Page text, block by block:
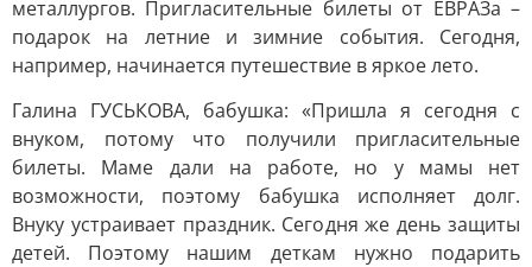
металлургов. Пригласительные билеты от ЕВРАЗа –
подарок на летние и зимние события. Сегодня,
например, начинается путешествие в яркое лето.
Галина ГУСЬКОВА, бабушка: «Пришла я сегодня с
внуком, потому что получили пригласительные
билеты. Маме дали на работе, но у мамы нет
возможности, поэтому бабушка исполняет долг.
Внуку устраивает праздник. Сегодня же день защиты
детей. Поэтому нашим деткам нужно подарить